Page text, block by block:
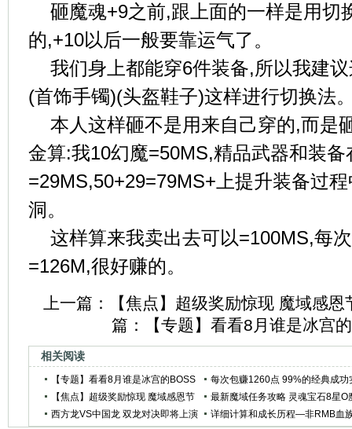
砸魔魂+9之前,跟上面的一样是用切
的,+10以后一般要靠运气了。
我们身上都能穿6件装备,所以我建
(首饰手镯)(头盔鞋子)这样进行切换法
本人这样砸不是用来自己穿的,而是
金算:我10幻魔=50MS,精品武器和装
=29MS,50+29=79MS+上提升装备过
洞。
这样算来我卖出去可以=100MS,每
=126M,很好赚的。
上一篇：
【焦点】超级奖励惊现 魔域感
篇：
【专题】看看8月谁是冰宫
相关阅读
【专题】看看8月谁是冰宫的BOSS
灵魂王
每次包赚1260点 99%的经典成功
验概率下的赚钱之术
【焦点】超级奖励惊现 魔域感恩节
三大任务全攻略
最新魔域任务攻略 灵魂宝石8星O
族武器海量拿
西方龙VS中国龙 双龙对决即将上演
详细计算和成长历程—非RMB血